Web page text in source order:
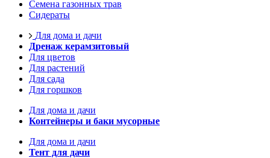
Семена газонных трав
Сидераты
Для дома и дачи
Дренаж керамзитовый
Для цветов
Для растений
Для сада
Для горшков
Для дома и дачи
Контейнеры и баки мусорные
Для дома и дачи
Тент для дачи